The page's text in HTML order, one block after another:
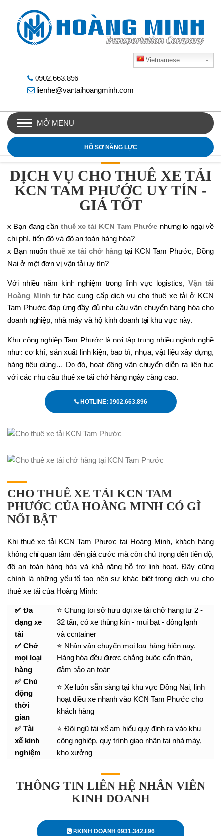
Vietnamese
0902.663.896
lienhe@vantaihoangminh.com
MỞ MENU
HỒ SƠ NĂNG LỰC
DỊCH VỤ CHO THUÊ XE TẢI
KCN TAM PHƯỚC UY TÍN -
GIÁ TỐT
x Bạn đang cần thuê xe tải KCN Tam Phước nhưng lo ngại về
chi phí, tiến độ và độ an toàn hàng hóa?
x Bạn muốn thuê xe tải chở hàng tại KCN Tam Phước, Đồng
Nai ở một đơn vị vận tải uy tín?
Với nhiều năm kinh nghiệm trong lĩnh vực logistics, Vận tải
Hoàng Minhtự hào cung cấp dịch vụ cho thuê xe tải ở KCN
Tam Phước đáp ứng đầy đủ nhu cầu vận chuyển hàng hóa cho
doanh nghiệp, nhà máy và hộ kinh doanh tại khu vực này.
Khu công nghiệp Tam Phước là nơi tập trung nhiều ngành nghề
như: cơ khí, sản xuất linh kiện, bao bì, nhựa, vật liệu xây dựng,
hàng tiêu dùng… Do đó, hoạt động vận chuyển diễn ra liên tục
với các nhu cầu thuê xe tải chở hàng ngày càng cao.
HOTLINE: 0902.663.896
CHO THUÊ XE TẢI KCN TAM
PHƯỚC CỦA HOÀNG MINH CÓ GÌ
NỔI BẬT
Khi thuê xe tải KCN Tam Phước tại Hoàng Minh, khách hàng
không chỉ quan tâm đến giá cước mà còn chú trọng đến tiến độ,
độ an toàn hàng hóa và khả năng hỗ trợ linh hoạt. Đây cũng
chính là những yếu tố tạo nên sự khác biệt trong dịch vụ cho
thuê xe tải của Hoàng Minh:
✅ Đa
dạng xe
tải
⭐ Chúng tôi sở hữu đội xe tải chở hàng từ 2 -
32 tấn, có xe thùng kín - mui bạt - đông lạnh
và container
✅ Chở
mọi loại
hàng
⭐ Nhận vận chuyển mọi loại hàng hiện nay.
Hàng hóa đều được chằng buộc cẩn thận,
đảm bảo an toàn
✅ Chủ
động
thời
gian
⭐ Xe luôn sẵn sàng tại khu vực Đồng Nai, linh
hoạt điều xe nhanh vào KCN Tam Phước cho
khách hàng
✅ Tài
xế kinh
nghiệm
⭐ Đội ngũ tài xế am hiểu quy định ra vào khu
công nghiệp, quy trình giao nhận tại nhà máy,
kho xưởng
THÔNG TIN LIÊN HỆ NHÂN VIÊN
KINH DOANH
P.KINH DOANH 0931.342.896